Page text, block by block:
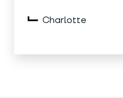
Charlotte